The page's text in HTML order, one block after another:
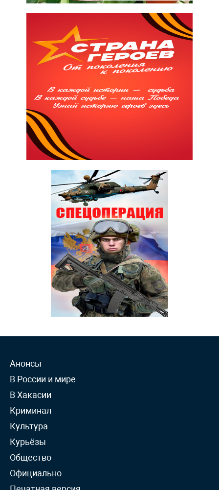
Анонсы
В России и мире
В Хакасии
Криминал
Культура
Курьёзы
Общество
Официально